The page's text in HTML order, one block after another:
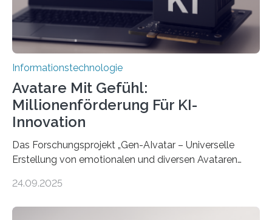
Informationstechnologie
Avatare Mit Gefühl:
Millionenförderung Für KI-
Innovation
Das Forschungsprojekt „Gen-AIvatar – Universelle
Erstellung von emotionalen und diversen Avataren
Förderung in Höhe von rund 2 Millionen Euro. Dabei
24.09.2025